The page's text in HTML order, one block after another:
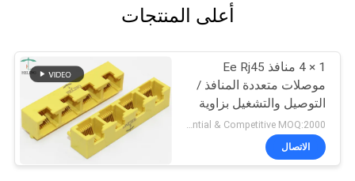
أعلى المنتجات
1 × 4 منافذ Ee Rj45
موصلات متعددة المنافذ /
التوصيل والتشغيل بزاوية
الزاوية اليمنى RJ45
Bticino Lan Port
Preferential & Competitive MOQ:2000
الاتصال